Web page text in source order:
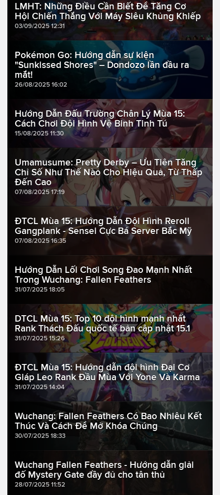
LMHT: Những Điều Cần Biết Để Tăng Cơ
Hội Chiến Thắng Với Máy Siêu Khủng Khiếp
03/09/2025 12:31
Pokémon Go: Hướng dẫn sự kiện
"Sunkissed Shores" – Dondozo lần đầu ra
mắt!
26/08/2025 16:02
Hướng Dẫn Đấu Trường Chân Lý Mùa 15:
Cách Chơi Đội Hình Vệ Binh Tinh Tú
15/08/2025 11:30
Umamusume: Pretty Derby – Ưu Tiên Tăng
Chỉ Số Như Thế Nào Cho Hiệu Quả, Từ Thấp
Đến Cao
07/08/2025 17:19
ĐTCL Mùa 15: Hướng Dẫn Đội Hình Reroll
Gangplank - Sensei Cực Bá Server Bắc Mỹ
07/08/2025 16:35
Hướng Dẫn Lối Chơi Song Đao Mạnh Nhất
Trong Wuchang: Fallen Feathers
31/07/2025 18:05
DTCL Mùa 15: Top 10 đội hình mạnh nhất
Rank Thách Đấu quốc tế bản cập nhật 15.1
31/07/2025 15:26
ĐTCL Mùa 15: Hướng dẫn đội hình Đại Cơ
Giáp Leo Rank Đầu Mùa Với Yone Và Karma
31/07/2025 14:04
Wuchang: Fallen Feathers Có Bao Nhiêu Kết
Thúc Và Cách Để Mở Khóa Chúng
30/07/2025 18:33
Wuchang Fallen Feathers - Hướng dẫn giải
đố Mystery Gate đầy đủ cho tân thủ
28/07/2025 11:52